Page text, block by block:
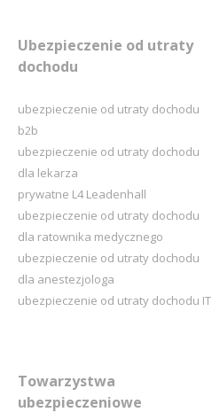
Ubezpieczenie od utraty
dochodu
ubezpieczenie od utraty dochodu
b2b
ubezpieczenie od utraty dochodu
dla lekarza
prywatne L4 Leadenhall
ubezpieczenie od utraty dochodu
dla ratownika medycznego
ubezpieczenie od utraty dochodu
dla anestezjologa
ubezpieczenie od utraty dochodu IT
Towarzystwa
ubezpieczeniowe